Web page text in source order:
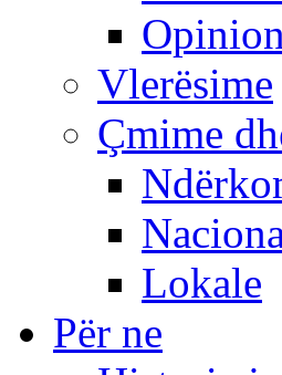
Vlerësime
Çmime
Lokale
Për ne